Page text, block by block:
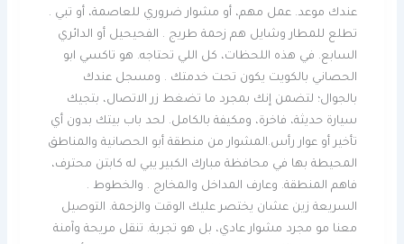
عندك موعد. عمل مهم، أو مشوار ضروري للعاصمة، أو تبي .
تطلع للمطار وشايل هم زحمة طريج . الفحيحيل أو الدائري
السابع. في هذه اللحظات، كل اللي تحتاجه. هو تاكسي ابو
الحصاني بالكويت يكون تحت خدمتك . ومسجل عندك
بالجوال؛ لتضمن إنك بمجرد ما تضغط زر الاتصال، بتجيك
سيارة حديثة، فاخرة، ومكيفة بالكامل. لحد باب بيتك بدون أي
تأخير أو عوار رأس.المشوار من منطقة أبو الحصانية والمناطق
المحيطة بها في محافظة مبارك الكبير يبي له كابتن محترف،
فاهم المنطقة. وعارف المداخل والمخارج . والخطوط .
السريعة زين عشان يختصر عليك الوقت والزحمة. التوصيل
معنا مو مجرد مشوار عادي، بل هو تجربة. تنقل مريحة وآمنة